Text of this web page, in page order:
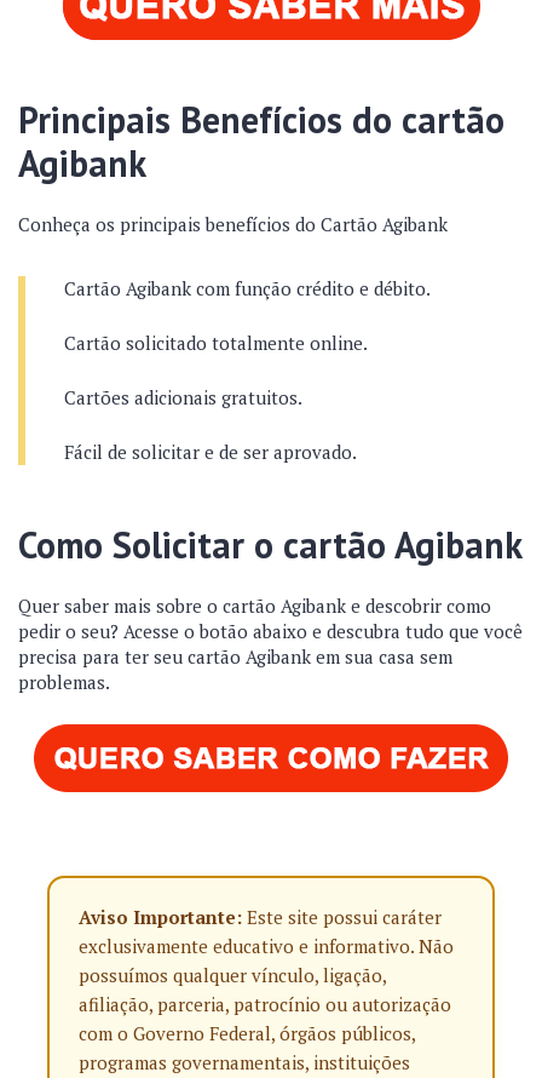
Principais Benefícios do cartão
Agibank
Conheça os principais benefícios do Cartão Agibank
Cartão Agibank com função crédito e débito.
Cartão solicitado totalmente online.
Cartões adicionais gratuitos.
Fácil de solicitar e de ser aprovado.
Como Solicitar o cartão Agibank
Quer saber mais sobre o cartão Agibank e descobrir como
pedir o seu? Acesse o botão abaixo e descubra tudo que você
precisa para ter seu cartão Agibank em sua casa sem
problemas.
Aviso Importante: Este site possui caráter
exclusivamente educativo e informativo. Não
possuímos qualquer vínculo, ligação,
afiliação, parceria, patrocínio ou autorização
com o Governo Federal, órgãos públicos,
programas governamentais, instituições